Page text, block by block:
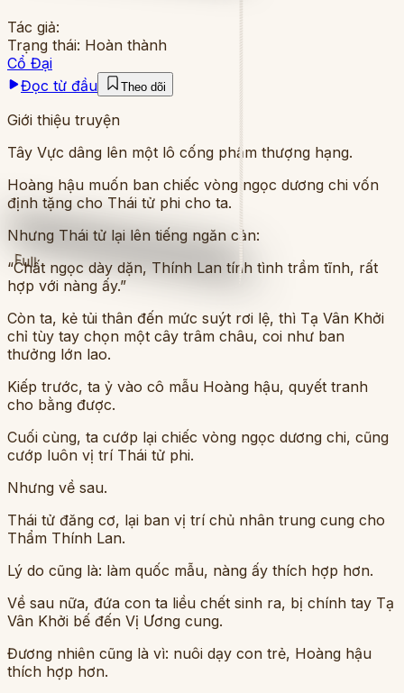
Full
Tác giả:
Trạng thái: Hoàn thành
Cổ Đại
Đọc từ đầu
Theo dõi
Giới thiệu truyện
Tây Vực dâng lên một lô cống phẩm thượng hạng.
Hoàng hậu muốn ban chiếc vòng ngọc dương chi vốn
định tặng cho Thái tử phi cho ta.
Nhưng Thái tử lại lên tiếng ngăn cản:
“Chất ngọc dày dặn, Thính Lan tính tình trầm tĩnh, rất
hợp với nàng ấy.”
Còn ta, kẻ tủi thân đến mức suýt rơi lệ, thì Tạ Vân Khởi
chỉ tùy tay chọn một cây trâm châu, coi như ban
thưởng lớn lao.
Kiếp trước, ta ỷ vào cô mẫu Hoàng hậu, quyết tranh
cho bằng được.
Cuối cùng, ta cướp lại chiếc vòng ngọc dương chi, cũng
cướp luôn vị trí Thái tử phi.
Nhưng về sau.
Thái tử đăng cơ, lại ban vị trí chủ nhân trung cung cho
Thẩm Thính Lan.
Lý do cũng là: làm quốc mẫu, nàng ấy thích hợp hơn.
Về sau nữa, đứa con ta liều chết sinh ra, bị chính tay Tạ
Vân Khởi bế đến Vị Ương cung.
Đương nhiên cũng là vì: nuôi dạy con trẻ, Hoàng hậu
thích hợp hơn.